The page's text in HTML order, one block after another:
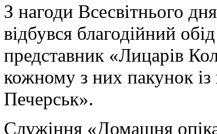
З нагоди Всесвітнього
відбувся благодійний
представник «Лицарів
кожному з них пакунок із
Печерськ».
Служіння «Домашня